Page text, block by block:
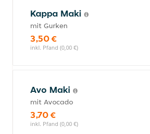
Kappa Maki
mit Gurken
3,50 €
inkl. Pfand (0,00 €)
Avo Maki
mit Avocado
3,70 €
inkl. Pfand (0,00 €)